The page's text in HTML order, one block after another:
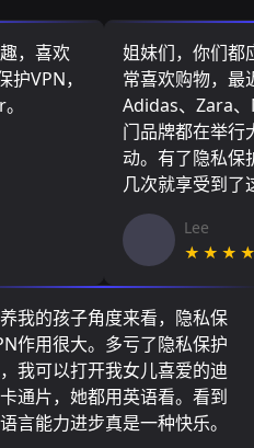
，喜欢
VPN，
姐妹们，你们都
常喜欢购物，最
Adidas、Zara
门品牌都在举行
动。有了隐私保
几次就享受到了
Lee
我的孩子角度来看，隐私保
作用很大。多亏了隐私保护
我可以打开我女儿喜爱的迪
通片，她都用英语看。看到
言能力进步真是一种快乐。